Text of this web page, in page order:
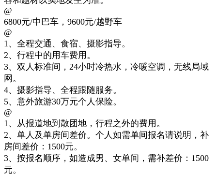
@
6800元/中巴车，9600元/越野车
@
1、 全程交通、食宿、摄影指导。
2、 行程中的用车费用。
3、双人标准间 ，24小时冷热水，冷暖空调 ，无线局域
网 。
4、摄影指导、全程跟随服务。
5、意外旅游30万元个人保险。
@
1、 从报道地到散团地，行程之外的费用。
2、单人及单房间差价。个人如需单间报名请说明，补
房间差价：1500元。
3、按报名顺序，如造成男、女单间，需补差价：1500
元。